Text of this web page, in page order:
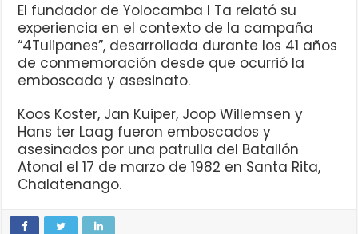
El fundador de Yolocamba I Ta relató su
experiencia en el contexto de la campaña
“4Tulipanes”, desarrollada durante los 41 años
de conmemoración desde que ocurrió la
emboscada y asesinato.
Koos Koster, Jan Kuiper, Joop Willemsen y
Hans ter Laag fueron emboscados y
asesinados por una patrulla del Batallón
Atonal el 17 de marzo de 1982 en Santa Rita,
Chalatenango.